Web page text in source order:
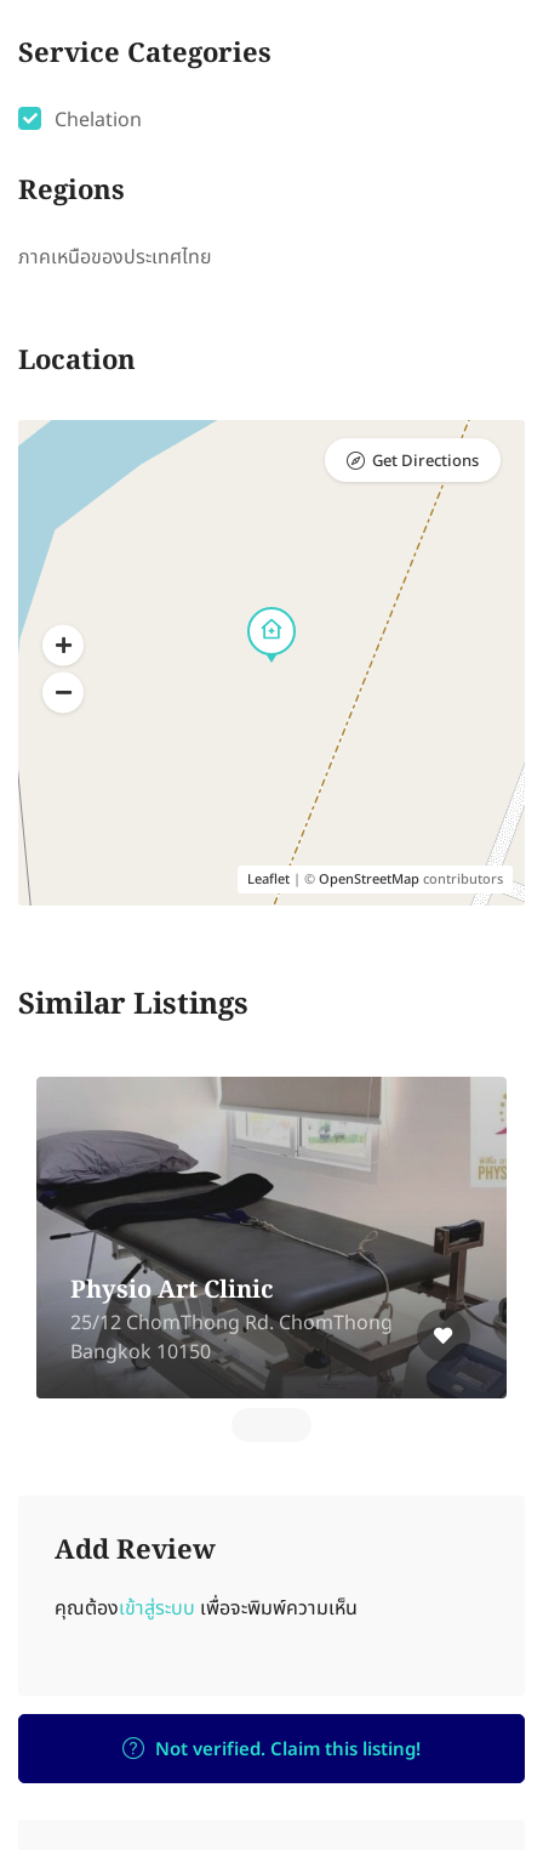
Service Categories
Chelation
Regions
ภาคเหนือของประเทศไทย
Location
Leaflet | ©OpenStreetMapcontributors
Get Directions
Similar Listings
Camella Clinic
3085 Soi Ladprao 111/1, Ladprao
Road, Klongchan, Bangkapi,
Bangkok, 10240
Add Review
คุณต้องเข้าสู่ระบบ เพื่อจะพิมพ์ความเห็น
Not verified. Claim this listing!